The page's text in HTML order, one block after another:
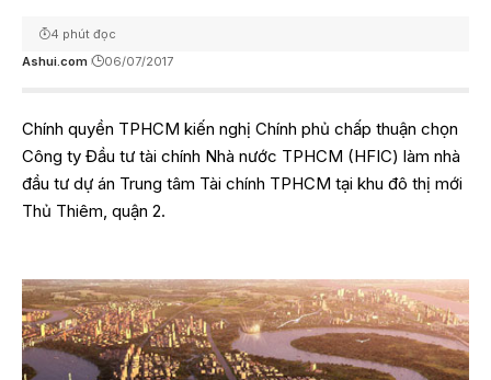
Ashui.com 06/07/2017
4 phút đọc
Chính quyền TPHCM kiến nghị Chính phủ chấp thuận chọn
Công ty Đầu tư tài chính Nhà nước TPHCM (HFIC) làm nhà
đầu tư dự án Trung tâm Tài chính TPHCM tại khu đô thị mới
Thủ Thiêm, quận 2.